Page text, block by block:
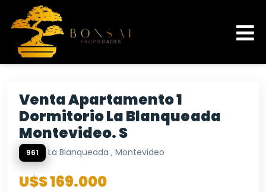
Venta Apartamento 1
Dormitorio La Blanqueada
Montevideo. S
961 La Blanqueada , Montevideo
U$S 169.000